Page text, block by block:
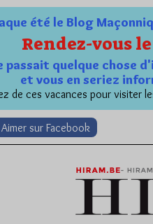
été le Blog
Rendez-vous
passait quelque chose
et vous en seriez
de ces vacances pour visiter
Aimer sur Facebook